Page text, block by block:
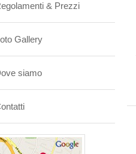
& Prezzi
Gallery
siamo